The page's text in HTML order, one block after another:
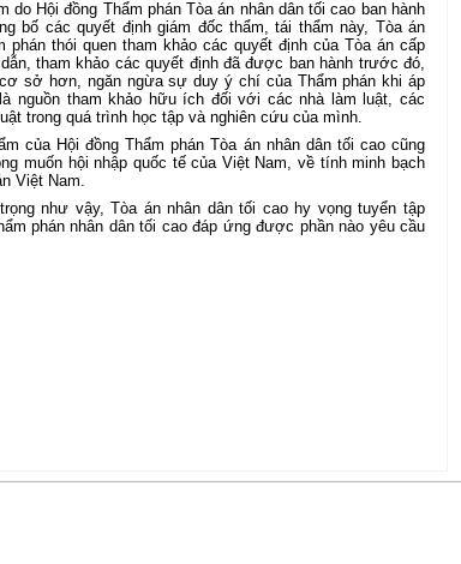
Hội đồng Thẩm phán Tòa án nhân dân tối cao ban hành
bố các quyết định giám đốc thẩm, tái thẩm này, Tòa án
phán thói quen tham khảo các quyết định của Tòa án cấp
tham khảo các quyết định đã được ban hành trước đó,
sở hơn, ngăn ngừa sự duy ý chí của Thẩm phán khi áp
nguồn tham khảo hữu ích đối với các nhà làm luật, các
trong quá trình học tập và nghiên cứu của mình.
của Hội đồng Thẩm phán Tòa án nhân dân tối cao cũng
muốn hội nhập quốc tế của Việt Nam, về tính minh bạch
Việt Nam.
như vậy, Tòa án nhân dân tối cao hy vọng tuyển tập
phán nhân dân tối cao đáp ứng được phần nào yêu cầu